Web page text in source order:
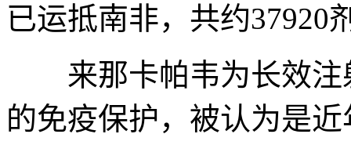
已运抵南非，共约37920
来那卡帕韦为长效注
的免疫保护，被认为是